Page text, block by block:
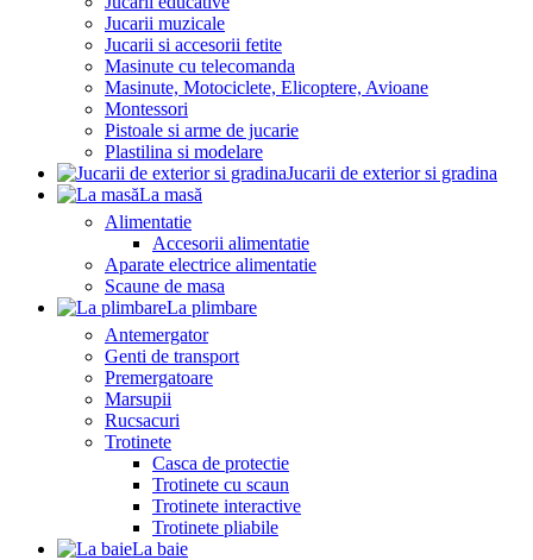
Jucarii muzicale
Jucarii si accesorii fetite
Masinute cu telecomanda
Masinute, Motociclete, Elicoptere, Avioane
Montessori
Pistoale si arme de jucarie
Plastilina si modelare
Jucarii de exterior si gradina
La masă
Alimentatie
Accesorii alimentatie
Aparate electrice alimentatie
Scaune de masa
La plimbare
Antemergator
Genti de transport
Premergatoare
Marsupii
Rucsacuri
Trotinete
Casca de protectie
Trotinete cu scaun
Trotinete interactive
Trotinete pliabile
La baie